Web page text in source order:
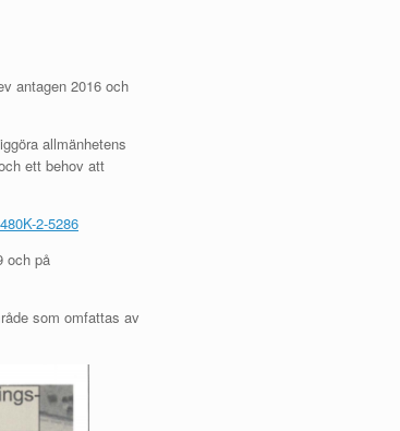
antagen 2016 och
allmänhetens
ett behov att
2-5286
och på
som omfattas av